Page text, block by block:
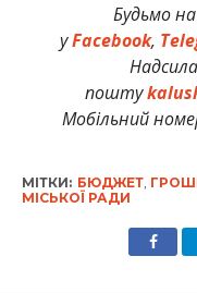
Будьмо
уFacebook,
пошту
Мобільний
МІТКИ: БЮДЖЕТ,
МІСЬКОЇ РАДИ